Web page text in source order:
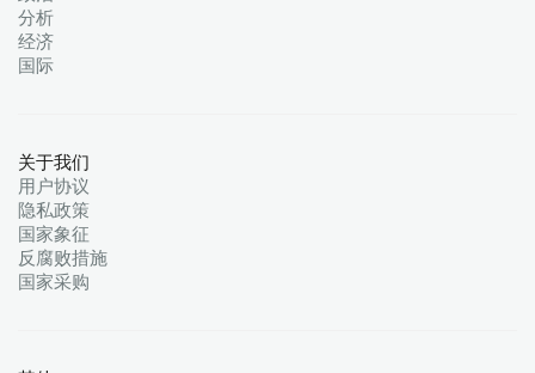
分析
经济
国际
关于我们
用户协议
隐私政策
国家象征
反腐败措施
国家采购